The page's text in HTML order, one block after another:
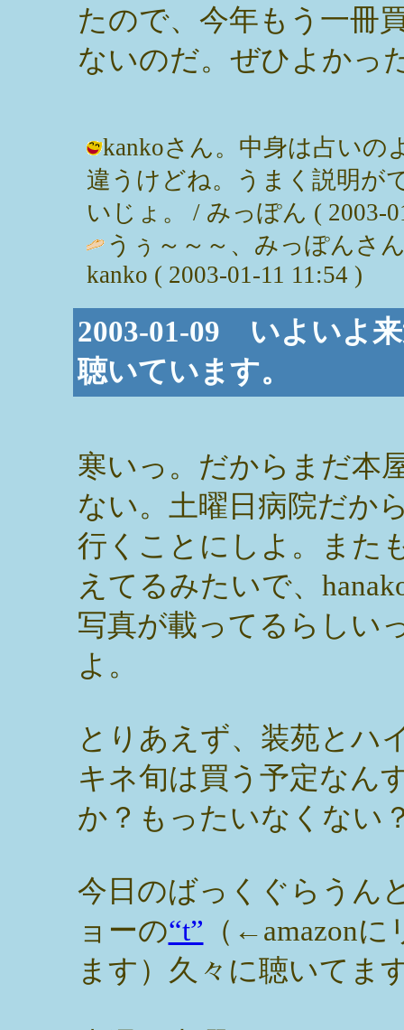
たので、今年もう一冊
ないのだ。ぜひよかっ
kankoさん。中身は占いの
違うけどね。うまく説明が
いじょ。 / みっぽん ( 2003-
うぅ～～～、みっぽんさ
kanko ( 2003-01-11 11:54 )
2003-01-09 いよいよ
聴いています。
寒いっ。だからまだ本
ない。土曜日病院だか
行くことにしよ。また
えてるみたいで、
写真が載ってるらしい
よ。
とりあえず、装苑とハ
キネ旬は買う予定なん
か？もったいなくない
今日のばっくぐらうん
ョーの“t” （←amazon
ます）久々に聴いてま